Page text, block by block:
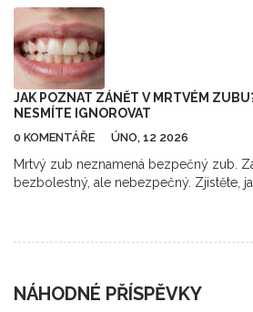
JAK POZNAT ZÁNĚT V MRTVÉM
NESMÍTE IGNOROVAT
0 KOMENTÁŘE ÚNO, 12 2026
Mrtvý zub neznamená bezpečný zub.
bezbolestný, ale nebezpečný. Zjistěte,
NÁHODNÉ PŘÍSPĚVKY